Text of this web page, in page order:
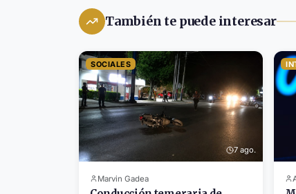
También te puede interesar
SOCIALES
7 ago.
Marvin Gadea